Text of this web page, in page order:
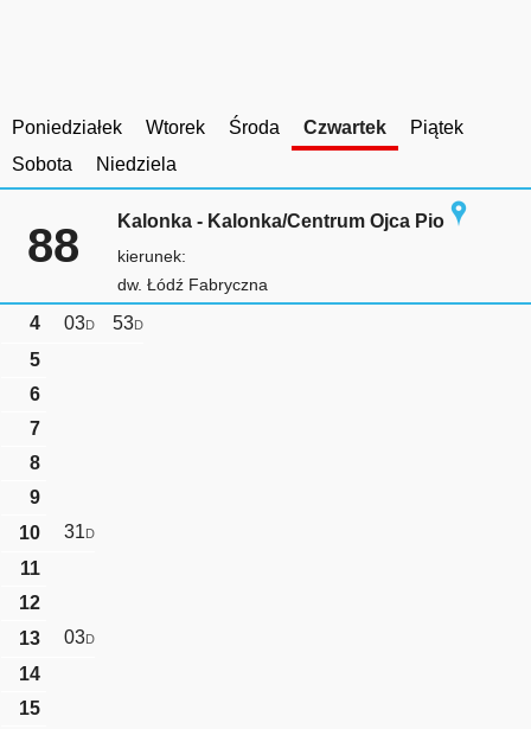
Poniedziałek Wtorek Środa Czwartek
Piątek
Sobota
Niedziela
88 Kalonka - Kalonka/Centrum Ojca Pio
kierunek:
dw. Łódź Fabryczna
4 03D 53D
5
6
7
8
9
10
31D
11
12
13
03D
14
15